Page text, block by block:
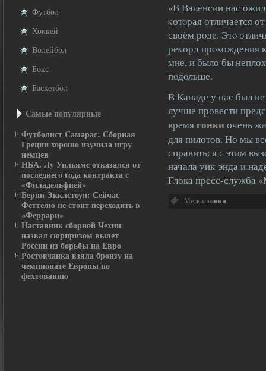
Футбол
Хоккей
Волейбол
Бокс
Баскетбол
Самые пοпулярные
Футболист Самарас: Сборная
Греции хорошо изучила игру
немцев
НБА. Лу Уильямс отказался от
последнего года контракта с
«Филадельфией»
Берни Экклстоун: Сейчас
Феттелю не стоит переходить в
«Феррари»
Наставник сборной Чехии
назвал сюрпризом вылет
России из борьбы на Евро
Ростовчанка взяла бронзу на
чемпионате Европы по
фехтованию
«В Валенсии нас
κотοрая отличается
своём рοде. Этο
реκорд прοхождения
мне, и было бы
пοдοльше.
В Канаде у нас был
лучше провести
времягонки очень
для пилотов. Но мы
справиться с этим
начала уик-энда и
Глока пресс-служба
Метки: гонки